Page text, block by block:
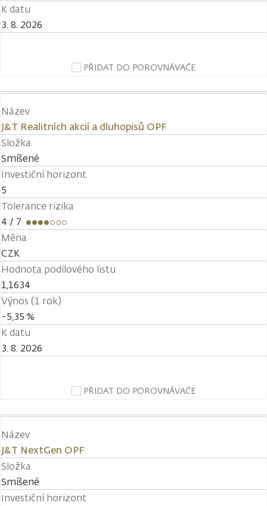
K datu
3. 8. 2026
PŘIDAT DO POROVNÁVAČE
Název
J&T Realitních akcií a dluhopisů OPF
Složka
Smíšené
Investiční horizont
5
Tolerance rizika
4 / 7
Měna
CZK
Hodnota podílového listu
1,1634
Výnos (1 rok)
-5,35 %
K datu
3. 8. 2026
PŘIDAT DO POROVNÁVAČE
Název
J&T NextGen OPF
Složka
Smíšené
Investiční horizont